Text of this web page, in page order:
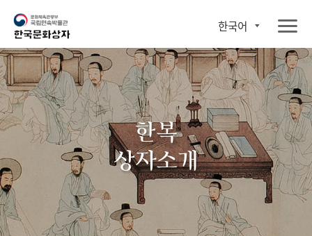
한국어
한복
상자소개